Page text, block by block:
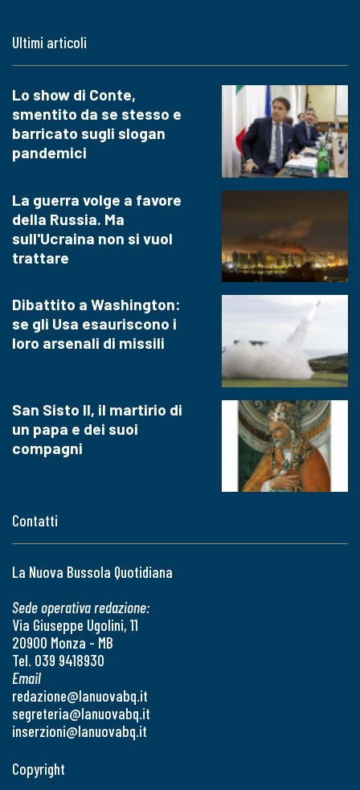
Contatti
La Nuova Bussola Quotidiana
Sede operativa redazione:
Via Giuseppe Ugolini, 11
20900 Monza - MB
Tel. 039 9418930
Email
redazione@lanuovabq.it
segreteria@lanuovabq.it
inserzioni@lanuovabq.it
Ultimi articoli
Lo show di Conte,
smentito da se stesso e
barricato sugli slogan
pandemici
La guerra volge a favore
della Russia. Ma
sull'Ucraina non si vuol
trattare
Dibattito a Washington:
se gli Usa esauriscono i
loro arsenali di missili
San Sisto II, il martirio di
un papa e dei suoi
compagni
Copyright